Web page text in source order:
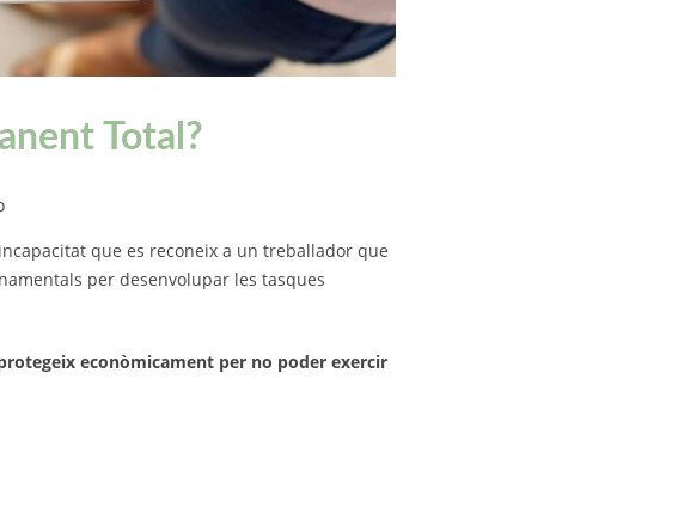
Total?
que es reconeix a un treballador que
per desenvolupar les tasques
econòmicament per no poder exercir